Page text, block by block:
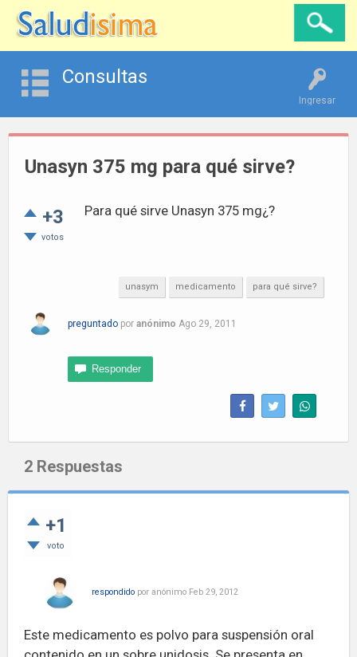
Ingresar
Consultas
Unasyn 375 mg para qué sirve?
+3
votos
Para qué sirve Unasyn 375 mg¿?
unasym medicamento para qué sirve?
preguntado por anónimo Ago 29, 2011
2 Respuestas
+1
voto
respondido por anónimo Feb 29, 2012
Este medicamento es polvo para suspensión oral